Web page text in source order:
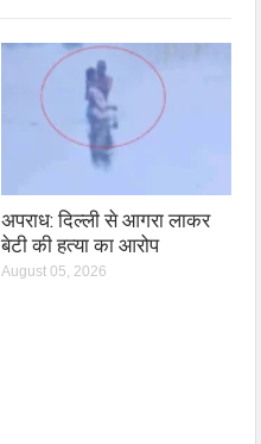
अपराध: दिल्ली से आगरा लाकर
बेटी की हत्या का आरोप
August 05, 2026